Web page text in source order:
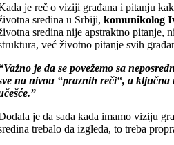
je reč o viziji građana i pitanju
sredina u Srbiji,komunikolog
sredina nije apstraktno pitanje,
već životno pitanje svih
je da se povežemo sa
na nivou “praznih reči“, a ključna
je da sada kada imamo viziju
trebalo da izgleda, to treba